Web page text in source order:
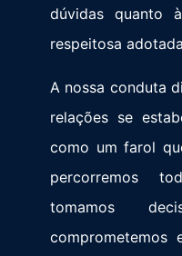
dúvidas quanto
respeitosa
A nossa conduta
relações se
como um farol
percorremos
tomamos
comprometemos